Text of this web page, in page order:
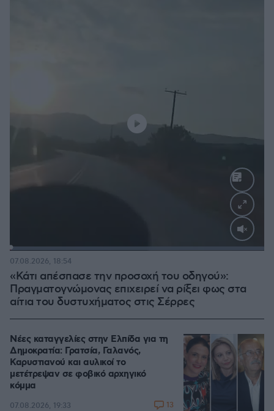
Loaded:
«Κάτι απέσπασε την προσοχή του οδηγού»:
Πραγματογνώμονας επιχειρεί να ρίξει φως στα
αίτια του δυστυχήματος στις Σέρρες
07.08.2026, 18:54
Νέες καταγγελίες στην Ελπίδα για τη
Δημοκρατία: Γρατσία, Γαλανός,
Καρυστιανού και αυλικοί το
μετέτρεψαν σε φοβικό αρχηγικό
κόμμα
07.08.2026, 19:33 13